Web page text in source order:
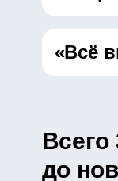
«Всё
Всего
до